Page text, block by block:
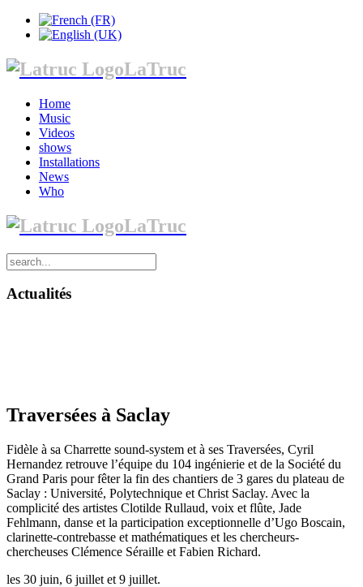
LaTruc
Home
Music
Videos
shows
Installations
News
Who
LaTruc
Actualités
Traversées à Saclay
Fidèle à sa Charrette sound-system et à ses Traversées, Cyril
Hernandez retrouve l’équipe du 104 ingénierie et de la Société du
Grand Paris pour fêter la fin des chantiers de 3 gares du plateau de
Saclay : Université, Polytechnique et Christ Saclay. Avec la
complicité des artistes Clotilde Rullaud, voix et flûte, Jade
Fehlmann, danse et la participation exceptionnelle d’Ugo Boscain,
clarinette-contrebasse et mathématiques et les chercheurs-
chercheuses Clémence Séraille et Fabien Richard.
les 30 juin, 6 juillet et 9 juillet.